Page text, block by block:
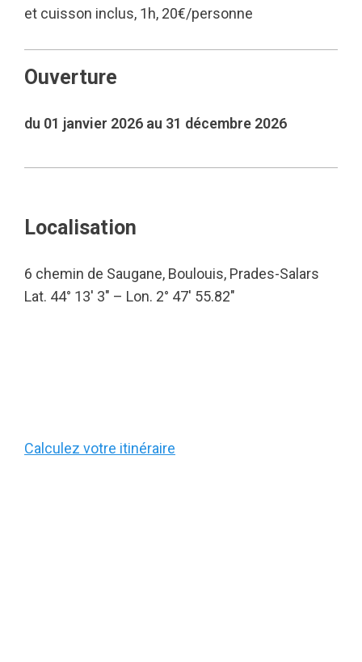
et cuisson inclus, 1h, 20€/personne
Ouverture
du 01 janvier 2026 au 31 décembre 2026
Localisation
6 chemin de Saugane, Boulouis, Prades-Salars
Lat. 44° 13′ 3″ – Lon. 2° 47′ 55.82″
Calculez votre itinéraire